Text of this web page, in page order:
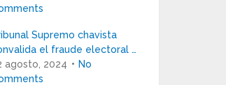
Supremo chavista
el fraude electoral …
agosto, 2024
No